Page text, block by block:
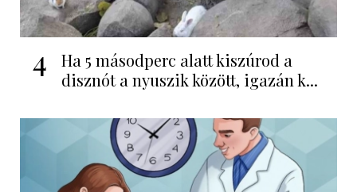
4
Ha 5 másodperc alatt kiszúrod a
disznót a nyuszik között, igazán k...